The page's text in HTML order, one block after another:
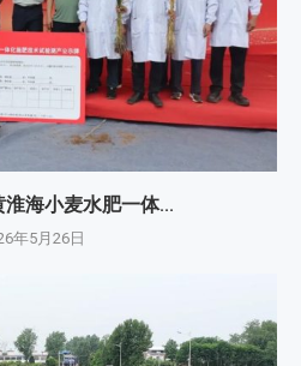
海小麦水肥一体...
年5月26日